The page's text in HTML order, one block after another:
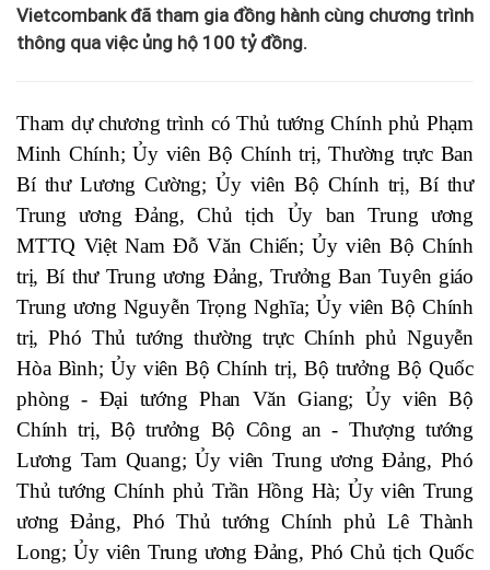
Vietcombank đã tham gia đồng hành cùng chương trình
thông qua việc ủng hộ 100 tỷ đồng.
Tham dự chương trình có Thủ tướng Chính phủ Phạm
Minh Chính; Ủy viên Bộ Chính trị, Thường trực Ban
Bí thư Lương Cường; Ủy viên Bộ Chính trị, Bí thư
Trung ương Đảng, Chủ tịch Ủy ban Trung ương
MTTQ Việt Nam Đỗ Văn Chiến; Ủy viên Bộ Chính
trị, Bí thư Trung ương Đảng, Trưởng Ban Tuyên giáo
Trung ương Nguyễn Trọng Nghĩa; Ủy viên Bộ Chính
trị, Phó Thủ tướng thường trực Chính phủ Nguyễn
Hòa Bình; Ủy viên Bộ Chính trị, Bộ trưởng Bộ Quốc
phòng - Đại tướng Phan Văn Giang; Ủy viên Bộ
Chính trị, Bộ trưởng Bộ Công an - Thượng tướng
Lương Tam Quang; Ủy viên Trung ương Đảng, Phó
Thủ tướng Chính phủ Trần Hồng Hà; Ủy viên Trung
ương Đảng, Phó Thủ tướng Chính phủ Lê Thành
Long; Ủy viên Trung ương Đảng, Phó Chủ tịch Quốc